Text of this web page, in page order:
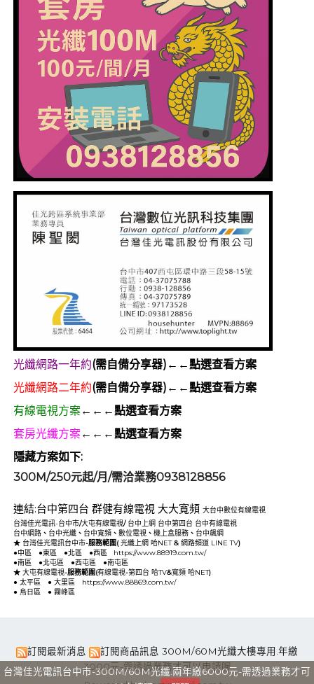
光纖網路一年約(需自備分享器)←←點選查看方案
光纖網路二年約(需自備分享器)←←點選查看方案
有線電視方案←←←點選查看方案
套房光纖方案←←←點選查看方案
隱藏方案如下:
300M/250元起/月/需洽業務0938128856
連結:台中第四台 群健有線電視 大大寬頻 大台中數位有線電視
台灣佳光電訊-台中市/大屯有線電視/ 台中上網 台中第四台 台中有線電視
台中網路、 台中光纖、 台中寬頻、 數位電視、 機上盒服務、 台中飆網
★ 台灣佳光電訊台中市-服務範圍(光纖上網 哈NET& 網路頻道 LINE TV)
●中區 ●東區 ●北區 ●西區
https://www.88919.com.tw/
●南區 ●北屯區 ●西屯區 ●南屯區
★ 大屯有線電視-服務範圍(有線電視-第四台 哈TV&寬頻 哈NET)
● 太平區 ● 大里區
https://www.88869.com.tw/
● 烏日區 ● 霧峰區
訂閱最新消息 訂閱商品訊息 300M/60M光纖大樓專用.年繳
3000元-需透過業務才可以申請喔
台灣佳光電訊台中市-300M/60M光纖.兩年繳6000元-需透過業務才可